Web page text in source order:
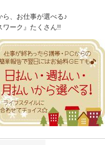
ら、お仕事が選べる♪
ワーク』たくさん!!